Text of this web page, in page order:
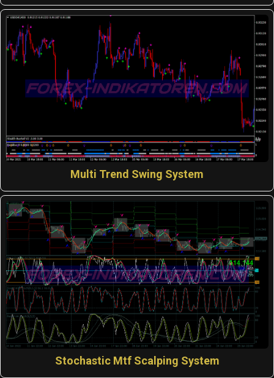
Multi Trend Swing System
Stochastic Mtf Scalping System